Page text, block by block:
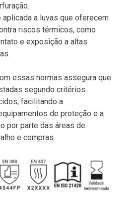
aplicada a luvas que oferecem
riscos térmicos, como
e exposição a altas
essas normas assegura que
segundo critérios
facilitando a
de proteção e a
por parte das áreas de
e compras.